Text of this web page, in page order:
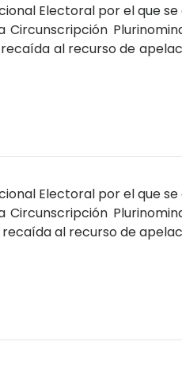
Electoral por el que
al recurso de
Electoral por el que
al recurso de